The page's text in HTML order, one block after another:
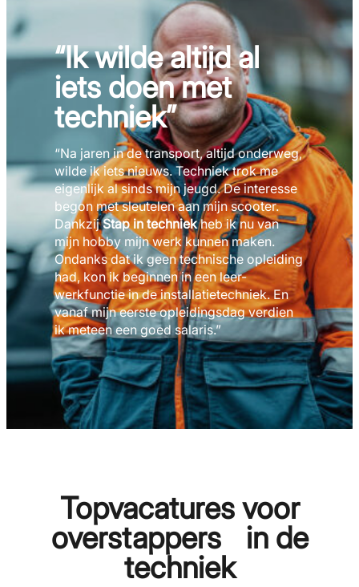
“Ik wilde altijd al
iets doen met
techniek”
“Na jaren in de transport, altijd onderweg,
wilde ik iets nieuws. Techniek trok me
eigenlijk al sinds mijn jeugd. De interesse
begon met sleutelen aan mijn scooter.
DankzijStap in techniekheb ik nu van
mijn hobby mijn werk kunnen maken.
Ondanks dat ik geen technische opleiding
had, kon ik beginnen in een leer-
werkfunctie in de installatietechniek. En
vanaf mijn eerste opleidingsdag verdien
ik meteen een goed salaris.”
Topvacatures voor
overstappers in de
techniek